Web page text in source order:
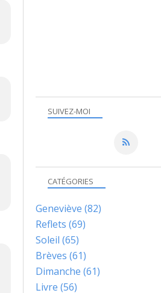
SUIVEZ-MOI
CATÉGORIES
Geneviève (82)
Reflets (69)
Soleil (65)
Brèves (61)
Dimanche (61)
Livre (56)